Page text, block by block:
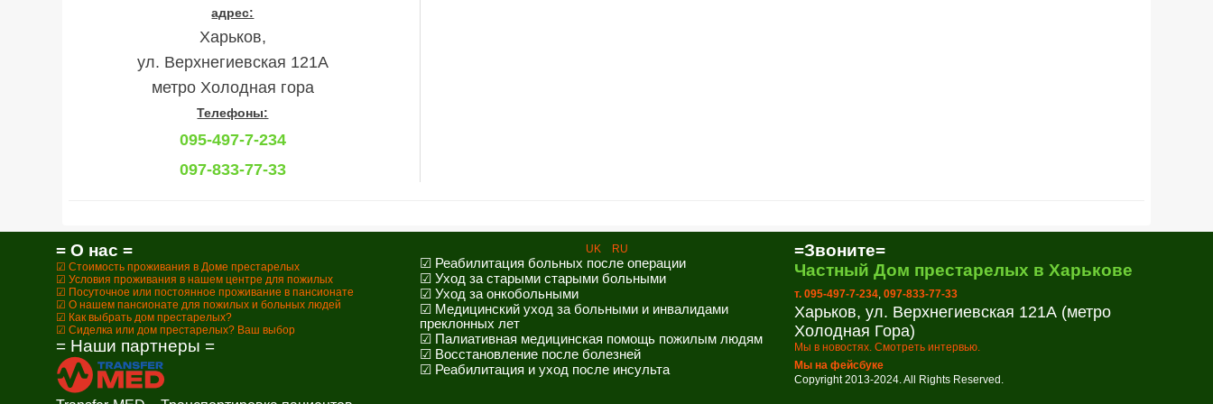
адрес:
Харьков,
ул. Верхнегиевская 121А
метро Холодная гора
Телефоны:
095-497-7-234
097-833-77-33
= О нас =
☑ Стоимость проживания в Доме престарелых
☑ Условия проживания в нашем центре для пожилых
☑ Посуточное или постоянное проживание в пансионате
☑ О нашем пансионате для пожилых и больных людей
☑ Как выбрать дом престарелых?
☑ Сиделка или дом престарелых? Ваш выбор
= Наши партнеры =
UK RU
☑ Реабилитация больных после операции
☑ Уход за старыми старыми больными
☑ Уход за онкобольными
☑ Медицинский уход за больными и инвалидами
преклонных лет
☑ Палиативная медицинская помощь пожилым людям
☑ Восстановление после болезней
☑ Реабилитация и уход после инсульта
=Звоните=
Частный Дом престарелых в Харькове
т. 095-497-7-234, 097-833-77-33
Харьков, ул. Верхнегиевская 121А (метро
Холодная Гора)
Мы в новостях. Смотреть интервью.
Мы на фейсбуке
Copyright 2013-2024. All Rights Reserved.